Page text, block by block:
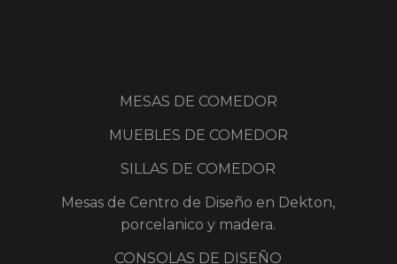
MESAS DE COMEDOR
MUEBLES DE COMEDOR
SILLAS DE COMEDOR
Mesas de Centro de Diseño en Dekton,
porcelanico y madera.
CONSOLAS DE DISEÑO